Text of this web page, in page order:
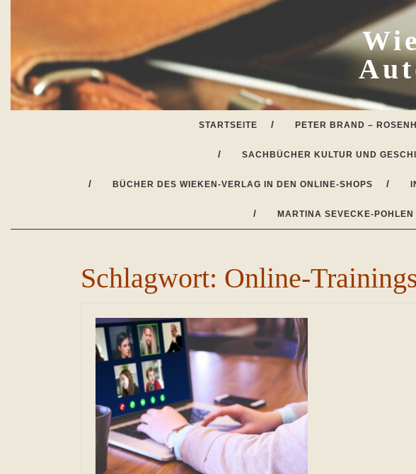
STARTSEITE PETER BRAND –
SACHBÜCHER KULTUR UND
BÜCHER DES WIEKEN-VERLAG IN DEN ONLINE-SHOPS
MARTINA SEVECKE-POHLEN
Schlagwort: Online-